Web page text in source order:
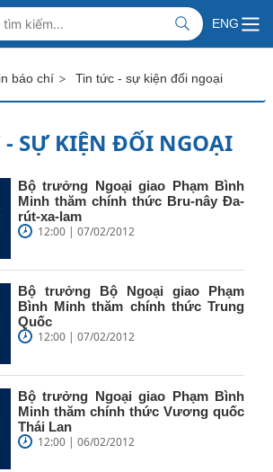
VIỆT NAM
AFFAIRS
ENG
báo chí > Tin tức - sự kiện đối ngoại
SỰ KIỆN ĐỐI NGOẠI
Bộ trưởng Ngoại giao Phạm Bình
Minh thăm chính thức Bru-nây Đa-
rút-xa-lam
12:00 | 07/02/2012
Bộ trưởng Bộ Ngoại giao Phạm
Bình Minh thăm chính thức Trung
Quốc
12:00 | 07/02/2012
Bộ trưởng Ngoại giao Phạm Bình
Minh thăm chính thức Vương quốc
Thái Lan
12:00 | 06/02/2012